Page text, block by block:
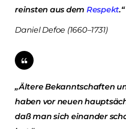
reinsten aus dem Respekt.“
Daniel Defoe (1660–1731)
„Ältere Bekanntschaften
haben vor neuen
daß man sich einander